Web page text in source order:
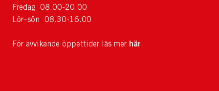
Fredag 08.00-20.00
Lör–sön 08.30-16.00
För avvikande öppettider läs mer här.